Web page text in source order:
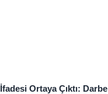
Ortaya Çıktı: Darbe